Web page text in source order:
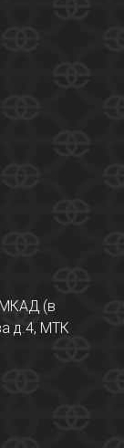
МКАД (в
д.4, МТК